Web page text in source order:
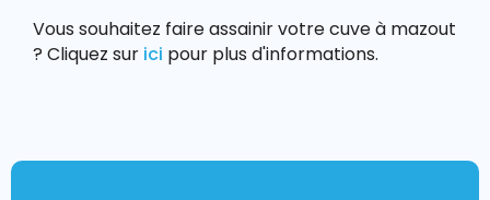
Vous souhaitez faire assainir votre cuve à mazout
? Cliquez sur ici pour plus d'informations.